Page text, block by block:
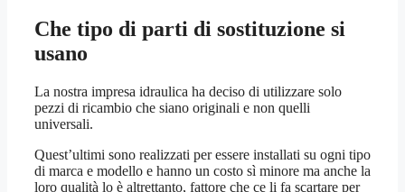
Che tipo di parti di sostituzione si
usano
La nostra impresa idraulica ha deciso di utilizzare solo
pezzi di ricambio che siano originali e non quelli
universali.
Quest’ultimi sono realizzati per essere installati su ogni tipo
di marca e modello e hanno un costo sì minore ma anche la
loro qualità lo è altrettanto, fattore che ce li fa scartare per